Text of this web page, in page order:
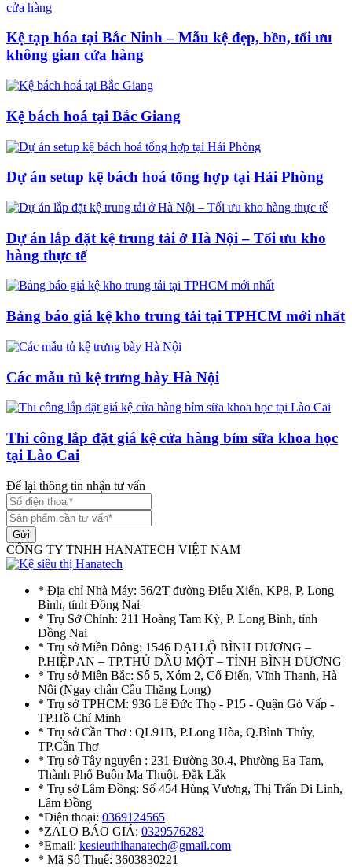
Kệ tạp hóa tại Bắc Ninh – Mẫu kệ đẹp, bền, tối ưu
không gian cửa hàng
Kệ bách hoá tại Bắc Giang
Dự án setup kệ bách hoá tổng hợp tại Hải Phòng
Dự án lắp đặt kệ trung tải ở Hà Nội – Tối ưu kho
hàng thực tế
Bảng báo giá kệ kho trung tải tại TPHCM mới nhất
Các mẫu tủ kệ trưng bày Hà Nội
Thi công lắp đặt giá kệ cửa hàng bỉm sữa khoa học
tại Lào Cai
Để lại thông tin nhận tư vấn
Gửi
CÔNG TY TNHH HANATECH VIỆT NAM
* Địa chỉ Nhà Máy: 56/2T đường Điểu Xiển, KP8, P. Long
Bình, tỉnh Đồng Nai
* Trụ Sở Chính: 211 Hoàng Tam Kỳ, P. Long Bình, tỉnh
Đồng Nai
* Trụ sở Miền Đông: 1546 ĐẠI LỘ BÌNH DƯƠNG –
P.HIỆP AN – TP.THỦ DẦU MỘT – TỈNH BÌNH DƯƠNG
* Trụ sở Miền Bắc: Số 5, Xóm 2, Cổ Điển, Vĩnh Thanh, Hà
Nôi (Ngay chân Cầu Thăng Long)
* Trụ sở TPHCM: 936 Lê Đức Thọ - P15 - Quận Gò Vấp -
TP.Hồ Chí Minh
* Trụ sở Cần Thơ : QL91B, P.Long Hòa, Q.Bình Thủy,
TP.Cần Thơ
* Trụ sở Tây nguyên : 231 Đường 30.4, Phường Ea Tam,
Thành Phố Buôn Ma Thuột, Đắk Lắk
* Trụ sở Lâm Đồng: Số 454 Hùng Vương, Thị Trấn Di Linh,
Lâm Đồng
*Điện thoại: 0369124565
*ZALO BÁO GIÁ: 0329576282
*Email: kesieuthihanatech@gmail.com
* Mã Số Thuế: 3603830221